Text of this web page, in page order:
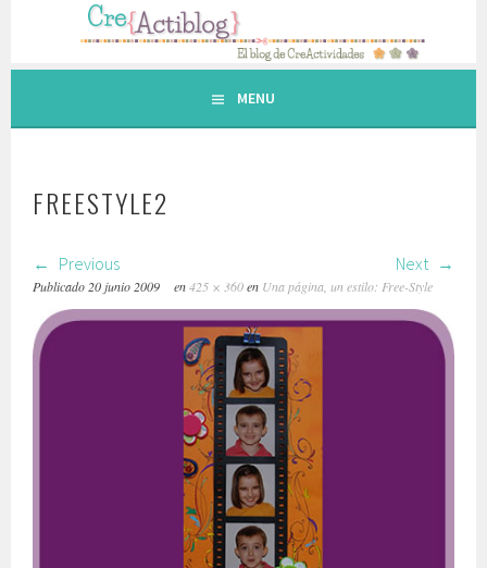
contenido.
MENU
FREESTYLE2
Previous Next
Publicado 20 junio 2009 en425 × 360en Una página, un estilo: Free-Style